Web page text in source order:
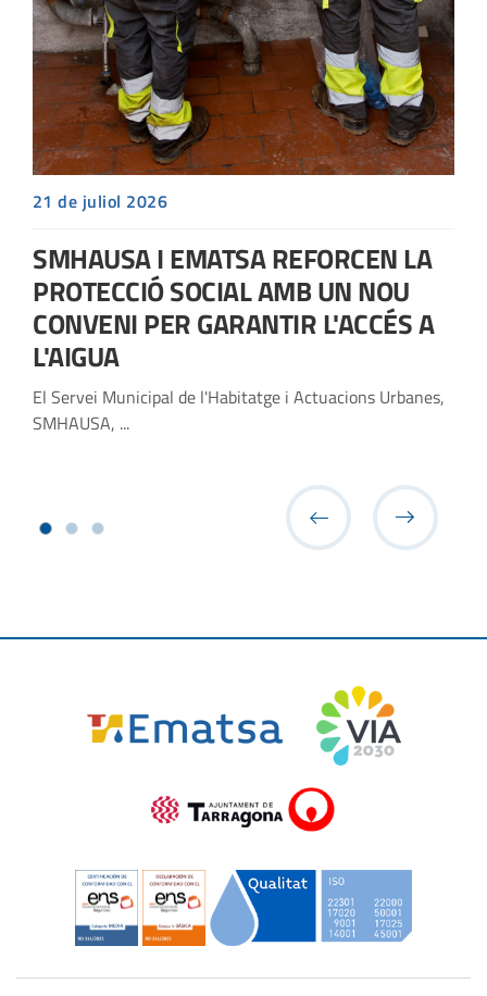
21 de juliol 2026
SMHAUSA I EMATSA REFORCEN LA
PROTECCIÓ SOCIAL AMB UN NOU
CONVENI PER GARANTIR L'ACCÉS A
L'AIGUA
El Servei Municipal de l'Habitatge i Actuacions Urbanes,
SMHAUSA, ...